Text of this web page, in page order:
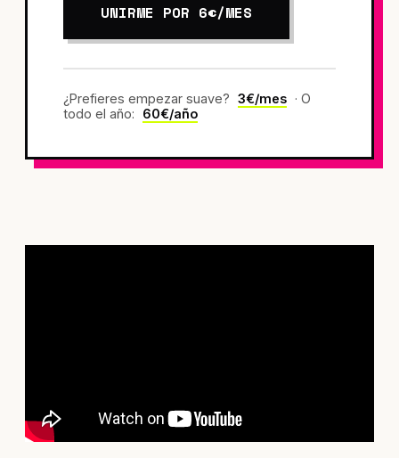
UNIRME POR 6€/MES
¿Prefieres empezar suave? 3€/mes · O
todo el año:
60€/año